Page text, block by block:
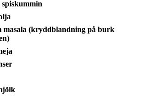
spiskummin
masala (kryddblandning på burk